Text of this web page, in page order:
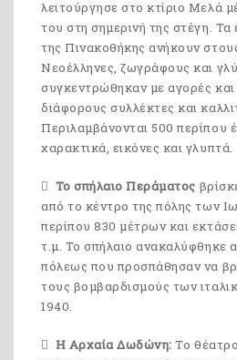
λειτούργησε στο κτίριο Μελά
του στη σημερινή της στέγη. Τα
της Πινακοθήκης ανήκουν
Νεοέλληνες, ζωγράφους και
συγκεντρώθηκαν με αγορές
διάφορους συλλέκτες και
Περιλαμβάνονται 500 περίπου
χαρακτικά, εικόνες και γλυπτά.
Το σπήλαιο Περάματος
από το κέντρο της πόλης των
περίπου 830 μέτρων και
τ.μ. Το σπήλαιο ανακαλύφθηκε
πόλεως που προσπάθησαν να
τους βομβαρδισμούς των
1940.
Η Αρχαία Δωδώνη: Το